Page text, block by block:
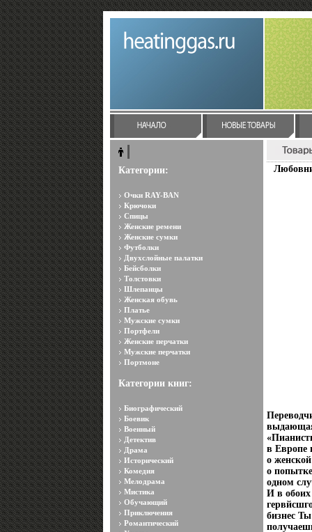
Категории:
Очки RAY-BAN
Крючоки
Спицы
Женские ремени
Женские сумки
Футболки
Двухслойные палатки
Бейсболки
Толстовки
Шлепанцы
Женская обувь
Платье
Мужские сумки
Портфели
Женские перчатки
Мужские перчатки
Портмоне
Категории книг:
Биографический
Боевик
Военный
Детектив
Драма
Исторический
Комедия
Мелодрама
Мистика
Обучающий
Приключения
Романтический
в Европе
о
о
одном
И в обоих
бизнес